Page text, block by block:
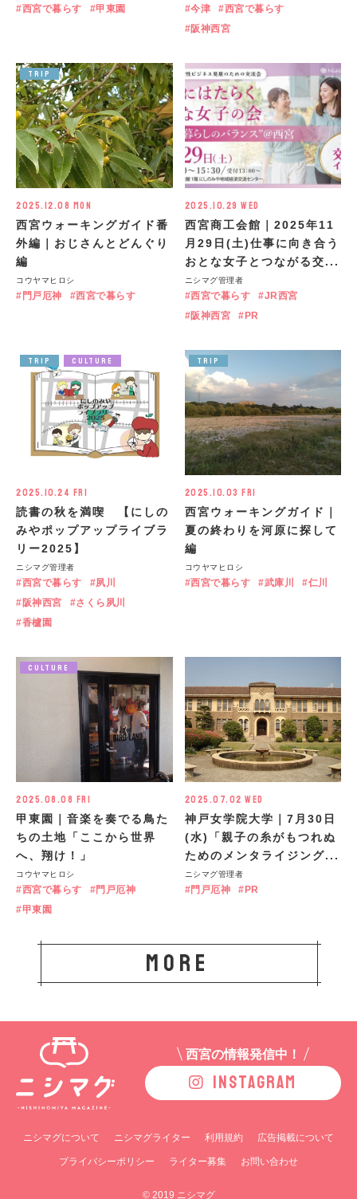
西宮で暮らす 甲東園 今津
西宮で暮らす
阪神西宮
TRIP
2025.12.08 Mon
西宮ウォーキングガイド番
外編｜おじさんとどんぐり
編
コウヤマヒロシ
門戸厄神 西宮で暮らす
2025.10.29 Wed
西宮商工会館｜2025年11
月29日(土)仕事に向き合う
おとな女子とつながる交...
ニシマグ管理者
西宮で暮らす
JR西宮
阪神西宮
PR
TRIP CULTURE
2025.10.24 Fri
読書の秋を満喫 【にしの
みやポップアップライブラ
リー2025】
ニシマグ管理者
西宮で暮らす
夙川
阪神西宮
さくら夙川
香櫨園
TRIP
2025.10.03 Fri
西宮ウォーキングガイド｜
夏の終わりを河原に探して
編
コウヤマヒロシ
西宮で暮らす 武庫川 仁川
CULTURE
2025.08.08 Fri
甲東園｜音楽を奏でる鳥た
ちの土地「ここから世界
へ、翔け！」
コウヤマヒロシ
西宮で暮らす
門戸厄神
甲東園
2025.07.02 Wed
神戸女学院大学｜7月30日
(水)「親子の糸がもつれぬ
ためのメンタライジング...
ニシマグ管理者
門戸厄神 PR
more
西宮の情報発信中！
INSTAGRAM
ニシマグについて ニシマグライター 利用規約 広告掲載について
プライバシーポリシー ライター募集 お問い合わせ
© 2019 ニシマグ